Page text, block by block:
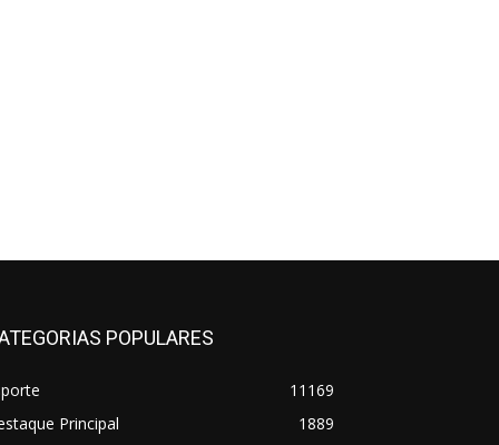
POPULARES
11169
Principal
1889